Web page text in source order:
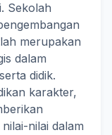
Sekolah
merupakan
dalam
didik.
karakter,
nilai dalam